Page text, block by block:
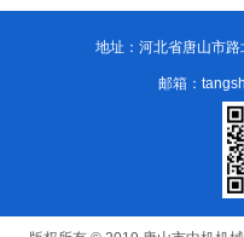
地址：河北省唐山市
邮箱：